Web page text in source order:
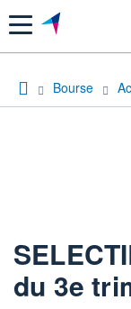
Menu
Bourse
du 3e